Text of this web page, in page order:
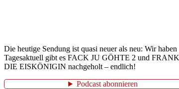
Die heutige Sendung ist quasi neuer als neu: Wir
Tagesaktuell gibt es FACK JU GÖHTE 2 und
DIE EISKÖNIGIN nachgeholt – endlich!
Podcast abonnieren